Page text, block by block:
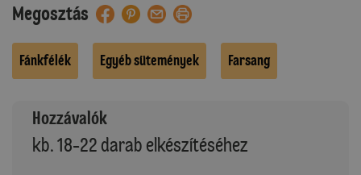
Megosztás
Fánkfélék Egyéb sütemények Farsang
Hozzávalók
kb. 18-22 darab elkészítéséhez